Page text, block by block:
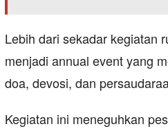
Lebih dari sekadar kegiatan
menjadi annual event yang
doa, devosi, dan
Kegiatan ini meneguhkan